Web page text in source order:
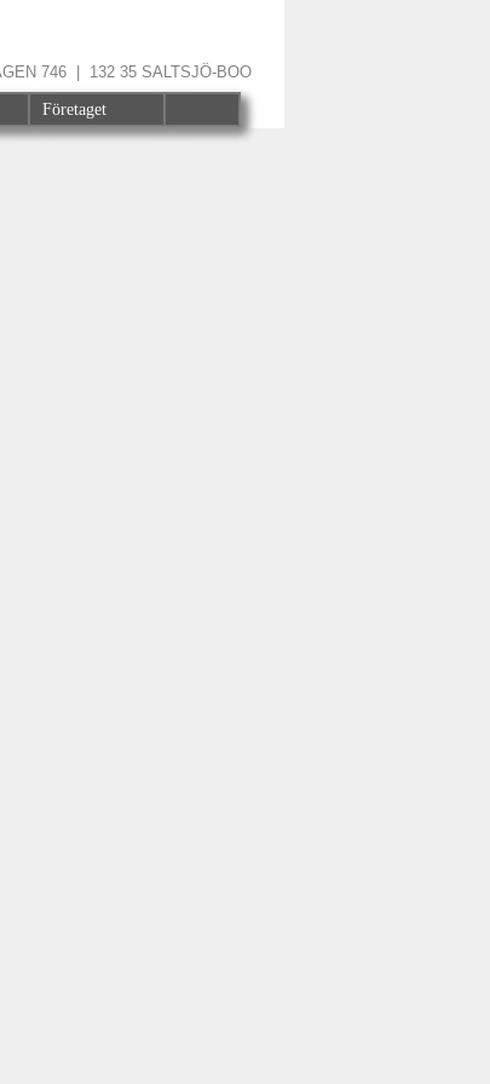
746 | 132 35 SALTSJÖ-BOO
Företaget